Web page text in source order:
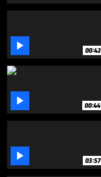
 00:42
 00:44
 03:57